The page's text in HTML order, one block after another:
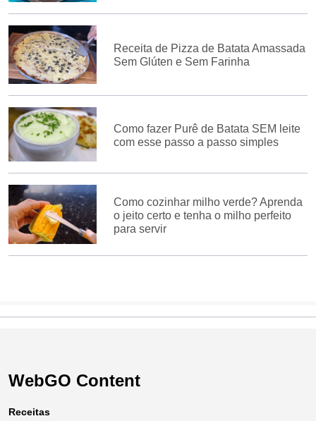
Receita de Pizza de Batata Amassada
Sem Glúten e Sem Farinha
Como fazer Purê de Batata SEM leite
com esse passo a passo simples
Como cozinhar milho verde? Aprenda
o jeito certo e tenha o milho perfeito
para servir
WebGO Content
Receitas